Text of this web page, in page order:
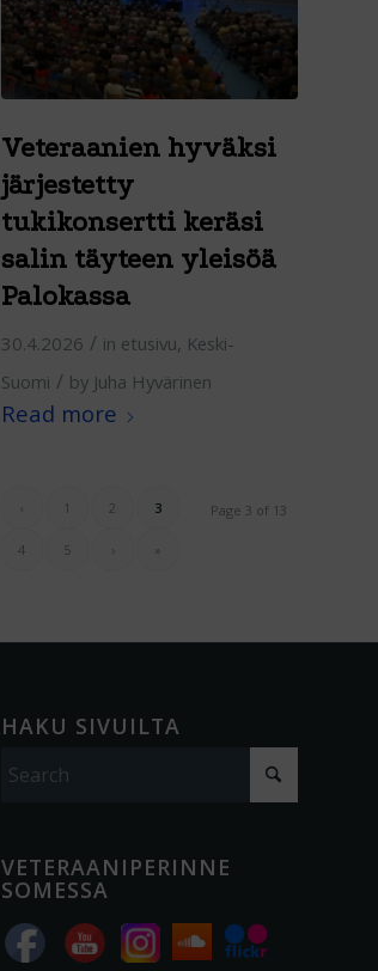
Veteraanien hyväksi
järjestetty
tukikonsertti keräsi
salin täyteen yleisöä
Palokassa
30.4.2026 / in etusivu, Keski-
Suomi / by Juha Hyvärinen
Read more
Page 3 of 13
‹ 1 2 3
4 5 › »
HAKU SIVUILTA
VETERAANIPERINNE
SOMESSA